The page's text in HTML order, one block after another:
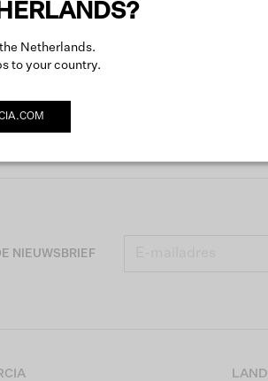
NIEUWSBRIEF
LAND
Netherlands.
to your country.